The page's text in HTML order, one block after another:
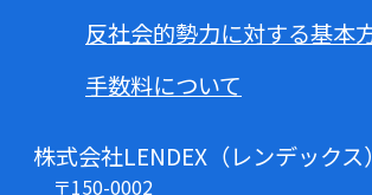
反社会的勢力に対する基本
手数料について
株式会社LENDEX（レンデックス）
〒150-0002